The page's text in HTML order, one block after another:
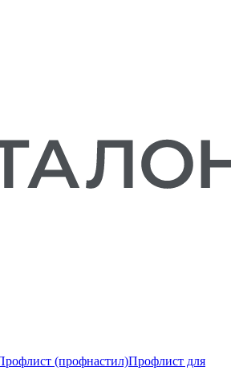
(профнастил)Профлист для